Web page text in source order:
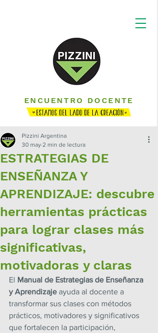
ENCUENTRO DOCENTE
ESTRATEGIAS DE
ENSEÑANZA Y
APRENDIZAJE: descubre
herramientas prácticas
para lograr clases más
significativas,
motivadoras y claras
Pizzini Argentina
30 may 2 min de lectura
El Manual de Estrategias de Enseñanza
y Aprendizaje ayuda al docente a
transformar sus clases con métodos
prácticos, motivadores y significativos
que fortalecen la participación,